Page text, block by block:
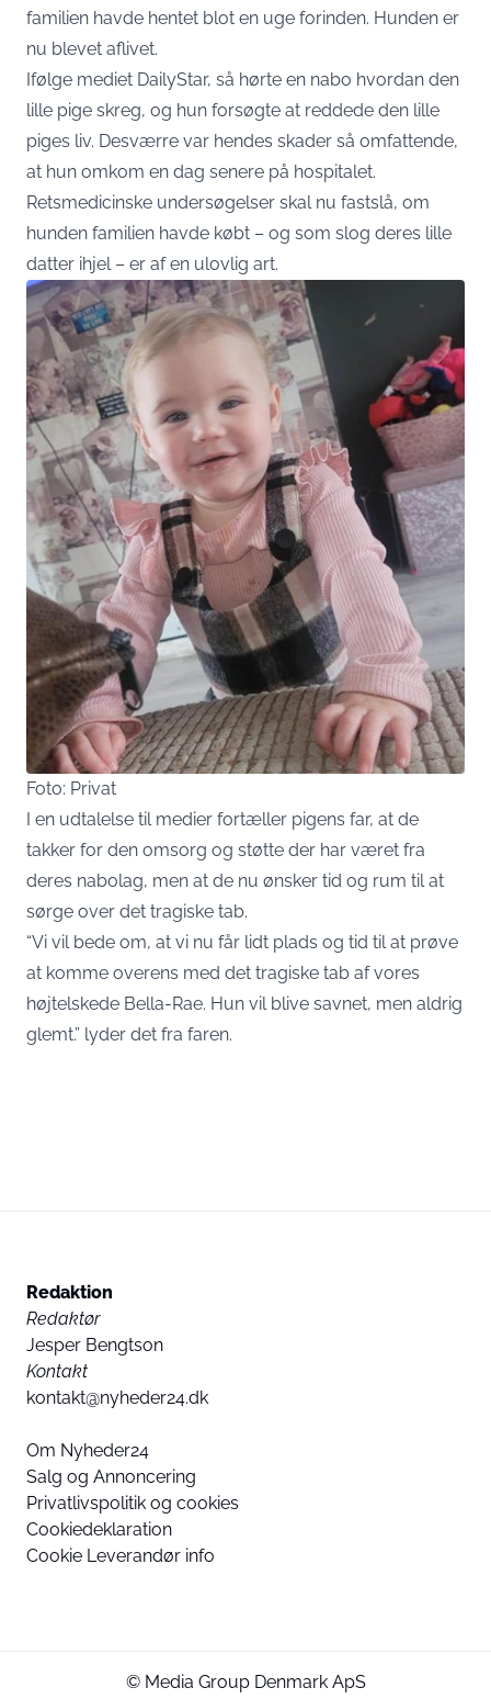
familien havde hentet blot en uge forinden. Hunden er
nu blevet aflivet.
Ifølge mediet DailyStar, så hørte en nabo hvordan den
lille pige skreg, og hun forsøgte at reddede den lille
piges liv. Desværre var hendes skader så omfattende,
at hun omkom en dag senere på hospitalet.
Retsmedicinske undersøgelser skal nu fastslå, om
hunden familien havde købt – og som slog deres lille
datter ihjel – er af en ulovlig art.
Foto: Privat
I en udtalelse til medier fortæller pigens far, at de
takker for den omsorg og støtte der har været fra
deres nabolag, men at de nu ønsker tid og rum til at
sørge over det tragiske tab.
“Vi vil bede om, at vi nu får lidt plads og tid til at prøve
at komme overens med det tragiske tab af vores
højtelskede Bella-Rae. Hun vil blive savnet, men aldrig
glemt.” lyder det fra faren.
Redaktion
Redaktør
Jesper Bengtson
Kontakt
kontakt@nyheder24.dk
Om Nyheder24
Salg og Annoncering
Privatlivspolitik og cookies
Cookiedeklaration
Cookie Leverandør info
© Media Group Denmark ApS